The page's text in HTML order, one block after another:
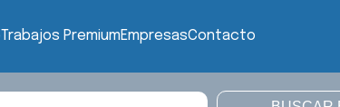
Trabajos PremiumEmpresasContacto